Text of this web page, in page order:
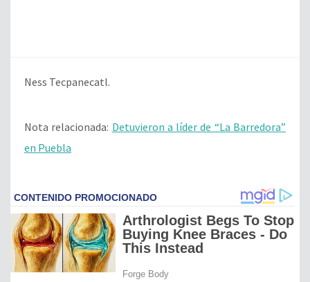
Ness Tecpanecatl.
Nota relacionada: Detuvieron a líder de “La Barredora”
en Puebla